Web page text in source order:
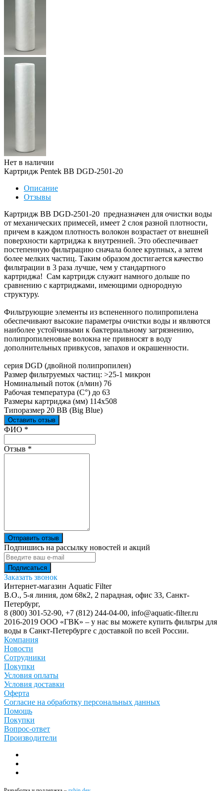
Нет в наличии
Картридж Pentek BB DGD-2501-20
Описание
Отзывы
Картридж BB DGD-2501-20 предназначен для очистки воды
от механических примесей, имеет 2 слоя разной плотности,
причем в каждом плотность волокон возрастает от внешней
поверхности картриджа к внутренней. Это обеспечивает
постепенную фильтрацию сначала более крупных, а затем
более мелких частиц. Таким образом достигается качество
фильтрации в 3 раза лучше, чем у стандартного
картриджа! Сам картридж служит намного дольше по
сравнению с картриджами, имеющими однородную
структуру.
Фильтрующие элементы из вспененного полипропилена
обеспечивают высокие параметры очистки воды и являются
наиболее устойчивыми к бактериальному загрязнению,
полипропиленовые волокна не привносят в воду
дополнительных привкусов, запахов и окрашенности.
серия DGD (двойной полипропилен)
Размер фильтруемых частиц: >25-1 микрон
Номинальный поток (л/мин) 76
Рабочая температура (С°) до 63
Размеры картриджа (мм) 114x508
Типоразмер 20 BB (Big Blue)
Оставить отзыв
Ваш отзыв был отправлен!
ФИО *
Отзыв *
Отправить отзыв
Подпишись на рассылку новостей и акций
Заказать звонок
Интернет-магазин Aquatic Filter
В.О., 5-я линия, дом 68к2, 2 парадная, офис 33, Санкт-
Петербург,
8 (800) 301-52-90, +7 (812) 244-04-00, info@aquatic-filter.ru
2016-2019 ООО «ГВК» – у нас вы можете купить фильтры для
воды в Санкт-Петербурге с доставкой по всей России.
Компания
Новости
Сотрудники
Покупки
Условия оплаты
Условия доставки
Оферта
Согласие на обработку персональных данных
Помощь
Покупки
Вопрос-ответ
Производители